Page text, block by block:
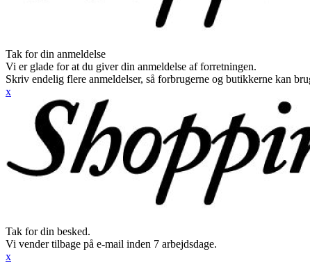
Tak for din anmeldelse
Vi er glade for at du giver din anmeldelse af forretningen.
Skriv endelig flere anmeldelser, så forbrugerne og butikkerne kan
x
Tak for din besked.
Vi vender tilbage på e-mail inden 7 arbejdsdage.
x